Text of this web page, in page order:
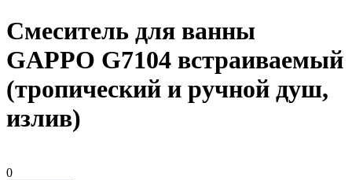
Смеситель для ванны
GAPPO G7104 встраиваемый
(тропический и ручной душ,
излив)
0